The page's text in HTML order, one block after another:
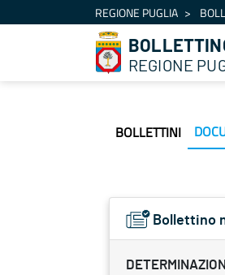
Salta al contenutoREGIONE PUGLIA
REGIONE
BOLLETTINI
Bollettino